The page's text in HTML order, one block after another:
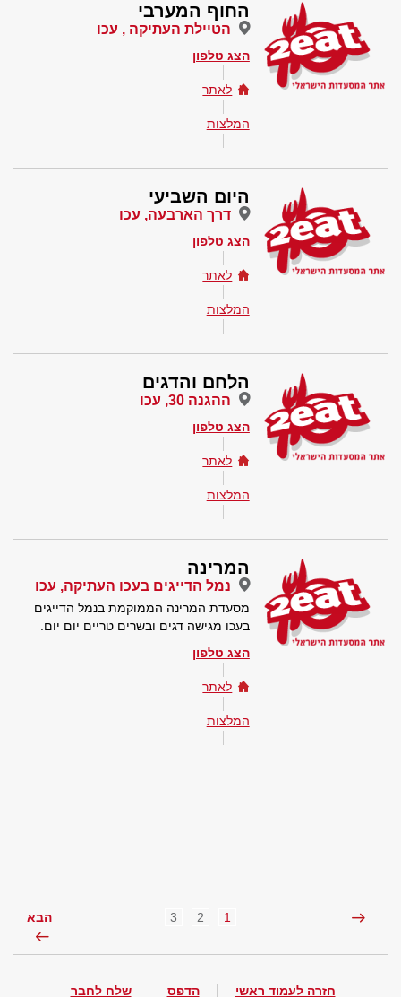
החוף המערבי
הטיילת העתיקה , עכו
הצג טלפון
לאתר
המלצות
היום השביעי
דרך הארבעה, עכו
הצג טלפון
לאתר
המלצות
הלחם והדגים
ההגנה 30, עכו
הצג טלפון
לאתר
המלצות
המרינה
נמל הדייגים בעכו העתיקה, עכו
מסעדת המרינה הממוקמת בנמל הדייגים
בעכו מגישה דגים ובשרים טריים יום יום.
הצג טלפון
לאתר
המלצות
1
2
3 הבא
חזרה לעמוד ראשי הדפס שלח לחבר